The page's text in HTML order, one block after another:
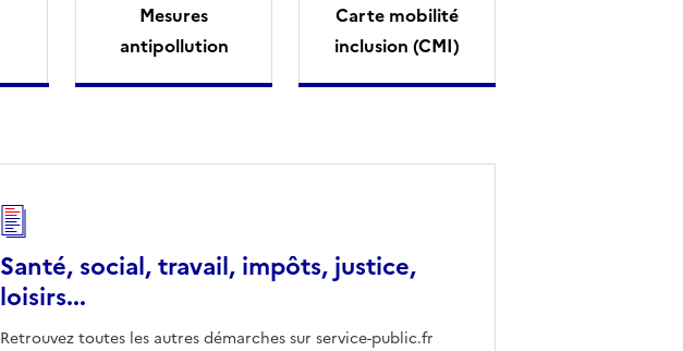
Mesures
antipollution
Carte mobilité
inclusion (CMI)
Santé, social, travail, impôts, justice,
loisirs...
Retrouvez toutes les autres démarches sur service-public.fr